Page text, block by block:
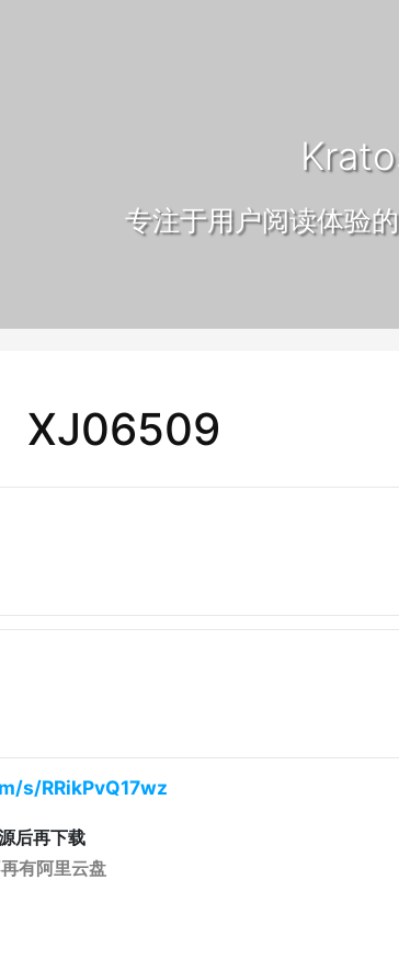
专注于用户阅读体验
XJ06509
s/RRikPvQ17wz
后再下载
有阿里云盘